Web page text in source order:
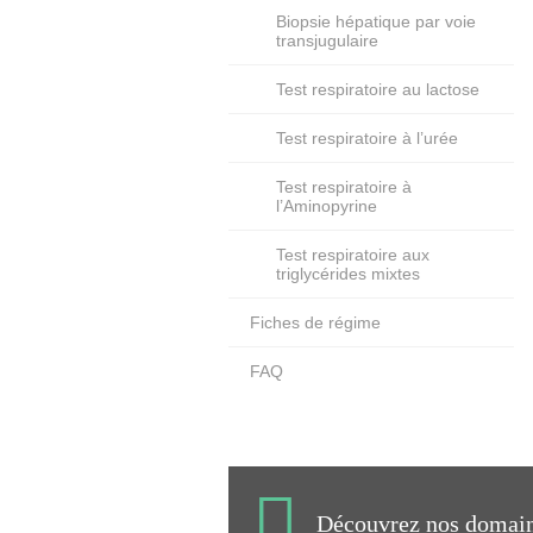
Biopsie hépatique par voie
transjugulaire
Test respiratoire au lactose
Test respiratoire à l’urée
Test respiratoire à
l’Aminopyrine
Test respiratoire aux
triglycérides mixtes
Fiches de régime
FAQ
Découvrez nos